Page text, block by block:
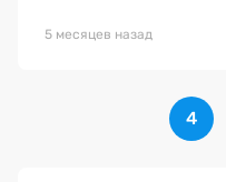
5 месяцев назад
4